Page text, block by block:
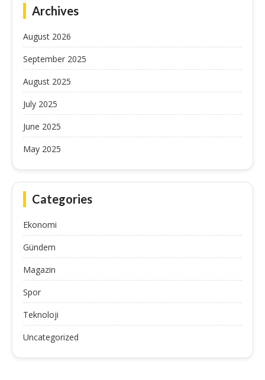
Archives
August 2026
September 2025
August 2025
July 2025
June 2025
May 2025
Categories
Ekonomi
Gündem
Magazin
Spor
Teknoloji
Uncategorized